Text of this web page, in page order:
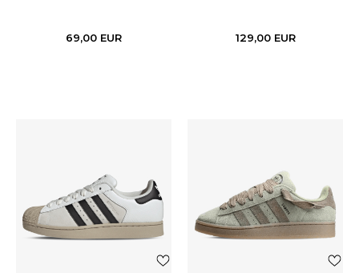
69,00 EUR 129,00 EUR